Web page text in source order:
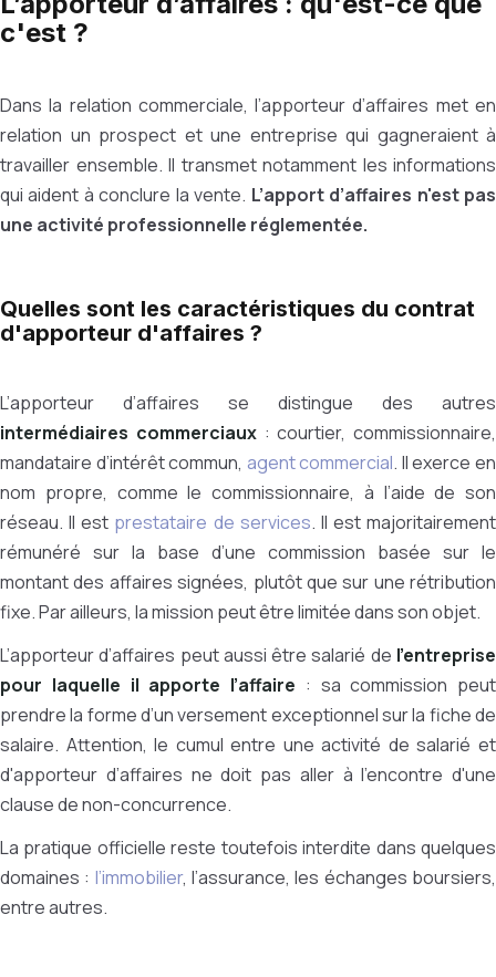
c'est ?
Dans la relation commerciale, l’apporteur d’affaires met en
relation un prospect et une entreprise qui gagneraient à
travailler ensemble. Il transmet notamment les informations
qui aident à conclure la vente. L’apport d’affaires n'est pas
une activité professionnelle réglementée.
Quelles sont les caractéristiques du contrat
d'apporteur d'affaires ?
L’apporteur d’affaires se distingue des autres
intermédiaires commerciaux: courtier, commissionnaire,
mandataire d’intérêt commun, agent commercial. Il exerce en
nom propre, comme le commissionnaire, à l’aide de son
réseau. Il est prestataire de services. Il est majoritairement
rémunéré sur la base d’une commission basée sur le
montant des affaires signées, plutôt que sur une rétribution
fixe. Par ailleurs, la mission peut être limitée dans son objet.
L’apporteur d’affaires peut aussi être salarié de l’entreprise
pour laquelle il apporte l’affaire : sa commission peut
prendre la forme d’un versement exceptionnel sur la fiche de
salaire. Attention, le cumul entre une activité de salarié et
d'apporteur d’affaires ne doit pas aller à l'encontre d'une
clause de non-concurrence.
La pratique officielle reste toutefois interdite dans quelques
domaines : l’immobilier, l’assurance, les échanges boursiers,
entre autres.